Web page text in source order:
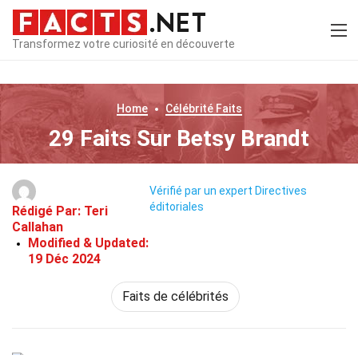
Transformez votre curiosité en découverte
Home CélébritéFaits
29 Faits Sur Betsy Brandt
Rédigé Par: Teri
Callahan
Modified & Updated:
19 Déc 2024
Vérifié par un expert Directives
éditoriales
Faits de célébrités